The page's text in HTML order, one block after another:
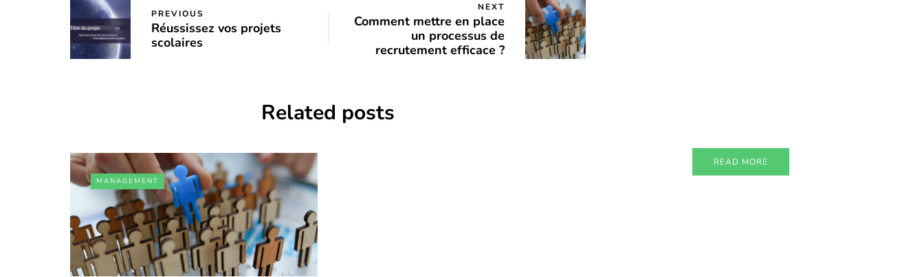
PREVIOUS
Réussissez vos projets
scolaires
NEXT
Comment mettre en place
un processus de
recrutement efficace ?
Related posts
MANAGEMENT
READ MORE